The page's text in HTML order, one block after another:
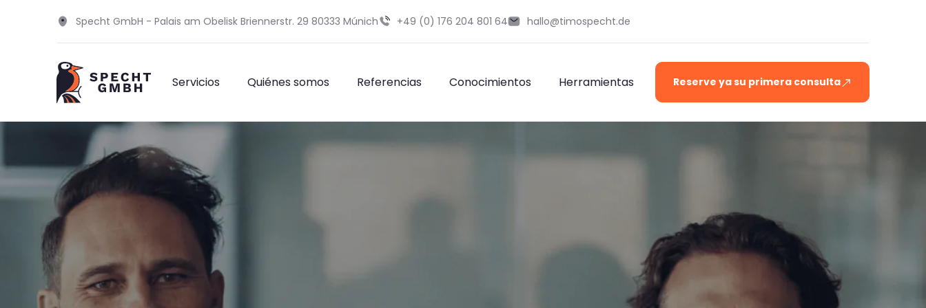
Specht GmbH - Palais am Obelisk Briennerstr. 29 80333 Múnich +49 (0) 176 204 801 64 hallo@timospecht.de
Servicios Quiénes somos Referencias Conocimientos Herramientas Reserve ya su primera consulta